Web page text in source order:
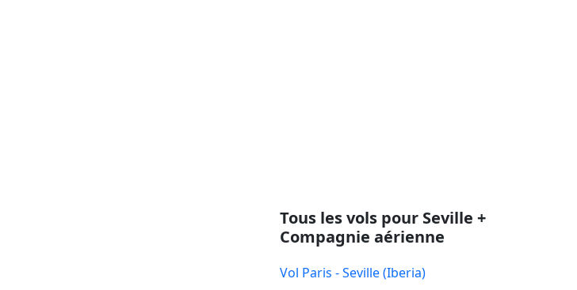
Tous les vols pour Seville +
Compagnie aérienne
Vol Paris - Seville (Iberia)